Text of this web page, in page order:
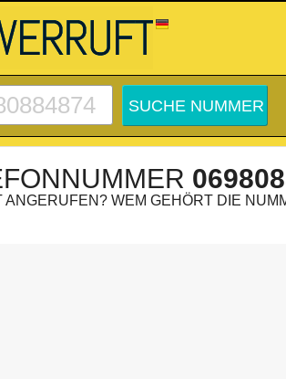
ANGERUFEN? WEM GEHÖRT DIE